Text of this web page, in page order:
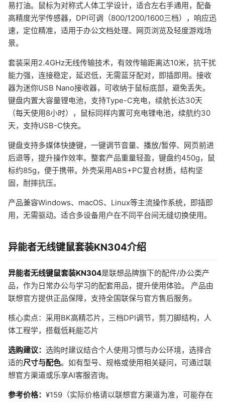
易打油。鼠标为对称式人体工学设计，适合左右手通用，配备
高精度光学传感器，DPI可调（800/1200/1600三档），响应迅
速，定位精准，适用于办公文档处理、网页浏览及轻度游戏场
景。
套装采用2.4GHz无线传输技术，有效传输距离达10米，抗干扰
能力强，连接稳定，延迟低，无需蓝牙配对，即插即用。接收
器为迷你USB Nano接收器，可收纳于鼠标底部，避免丢失。
键盘内置大容量锂电池，支持Type-C充电，续航长达30天
（每天使用8小时），鼠标同样内置可充电锂电池，续航约30
天，支持USB-C快充。
键盘支持多媒体快捷键，一键调节音量、播放/暂停、网页前进
后退等，提升操作效率。整套产品重量轻盈，键盘约450g，鼠
标约85g，便于携带。外壳采用ABS+PC复合材质，结构坚
固，耐摔抗压。
产品兼容Windows、macOS、Linux等主流操作系统，即插即
用，无需驱动。适合多设备用户在不同平台间无缝切换使用。
异能者无线键鼠套装KN304介绍
异能者无线键鼠套装KN304是联想品牌旗下的配件/办公类产
品，作为日常办公与学习的配套用品，提升使用体验。 产品由
联想官方提供正品保障，支持全国联保与官方售后服务。
核心卖点：采用BK高精芯片，三档DPI调节，剪刀脚结构，人
体工程学，搭载低耗能芯片
选购建议： 选购时建议结合个人使用习惯与办公环境，选择合
适的尺寸与配色。如有型号、规格或使用相关疑问，可通过联
想官方渠道或乐享AI客服咨询。
参考价格： ¥159（实际价格请以联想官方渠道为准，可能存在